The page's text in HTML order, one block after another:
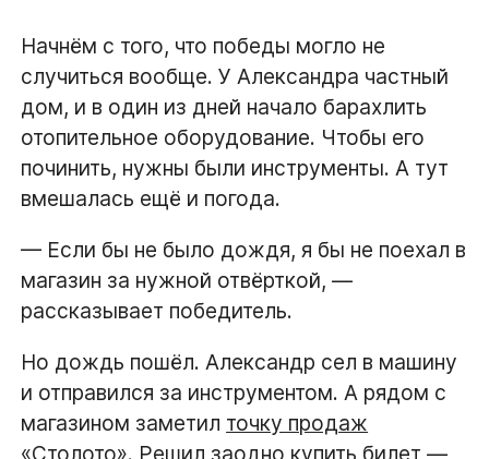
Начнём с того, что победы могло не
случиться вообще. У Александра частный
дом, и в один из дней начало барахлить
отопительное оборудование. Чтобы его
починить, нужны были инструменты. А тут
вмешалась ещё и погода.
— Если бы не было дождя, я бы не поехал в
магазин за нужной отвёрткой, —
рассказывает победитель.
Но дождь пошёл. Александр сел в машину
и отправился за инструментом. А рядом с
магазином заметил точку продаж